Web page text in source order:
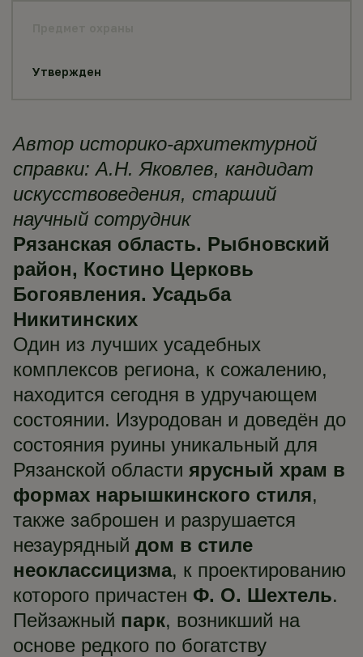
Утвержден
Автор историко-архитектурной
справки: А.Н. Яковлев, кандидат
искусствоведения, старший
научный сотрудник
Рязанская область. Рыбновский
район, Костино Церковь
Богоявления. Усадьба
Никитинских
Один из лучших усадебных
комплексов региона, к сожалению,
находится сегодня в удручающем
состоянии. Изуродован и доведён до
состояния руины уникальный для
Рязанской области ярусный храм в
формах нарышкинского стиля,
также заброшен и разрушается
незаурядный дом в стиле
неоклассицизма, к проектированию
которого причастен Ф. О. Шехтель.
Пейзажный парк, возникший на
основе редкого по богатству